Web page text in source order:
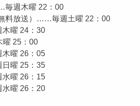
週木曜 22：00
料放送）……毎週土曜 22：00
曜 24：30
25：00
曜 26：05
曜 25：35
曜 26：15
曜 26：20